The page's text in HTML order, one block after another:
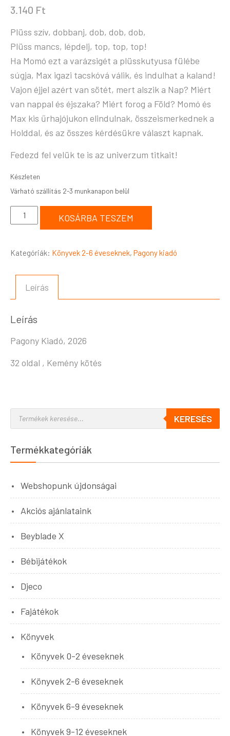
3.140 Ft
Plüss szív, dobbanj, dob, dob, dob,
Plüss mancs, lépdelj, top, top, top!
Ha Momó ezt a varázsigét a plüsskutyusa fülébe
súgja, Max igazi tacskóvá válik, és indulhat a kaland!
Vajon éjjel azért van sötét, mert alszik a Nap? Miért
van nappal és éjszaka? Miért forog a Föld? Momó és
Max kis űrhajójukon elindulnak, összeismerkednek a
Holddal, és az összes kérdésükre választ kapnak.
Fedezd fel velük te is az univerzum titkait!
Készleten
KOSÁRBA TESZEM
Kategóriák: Könyvek 2-6 éveseknek, Pagony kiadó
Leírás
Leírás
Pagony Kiadó, 2026
32 oldal , Kemény kötés
KERESÉS
Termékkategóriák
Webshopunk újdonságai
Akciós ajánlataink
Beyblade X
Bébijátékok
Djeco
Fajátékok
Könyvek
Könyvek 0-2 éveseknek
Könyvek 2-6 éveseknek
Könyvek 6-9 éveseknek
Könyvek 9-12 éveseknek